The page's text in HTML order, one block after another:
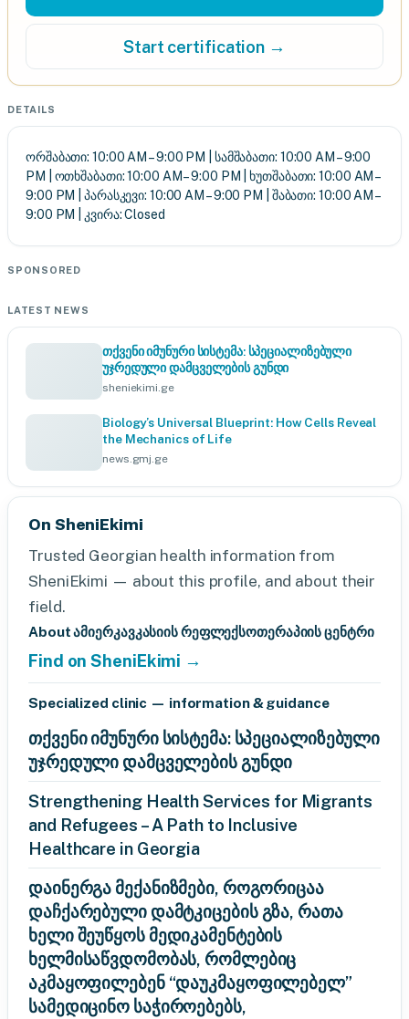
Start certification →
DETAILS
ორშაბათი: 10:00 AM – 9:00 PM | სამშაბათი: 10:00 AM – 9:00
PM | ოთხშაბათი: 10:00 AM – 9:00 PM | ხუთშაბათი: 10:00 AM –
9:00 PM | პარასკევი: 10:00 AM – 9:00 PM | შაბათი: 10:00 AM –
9:00 PM | კვირა: Closed
SPONSORED
LATEST NEWS
თქვენი იმუნური სისტემა: სპეციალიზებული
უჯრედული დამცველების გუნდი
sheniekimi.ge
Biology’s Universal Blueprint: How Cells Reveal
the Mechanics of Life
news.gmj.ge
On SheniEkimi
Trusted Georgian health information from
SheniEkimi — about this profile, and about their
field.
About ამიერკავკასიის რეფლექსოთერაპიის ცენტრი
Find on SheniEkimi →
Specialized clinic — information & guidance
თქვენი იმუნური სისტემა: სპეციალიზებული
უჯრედული დამცველების გუნდი
Strengthening Health Services for Migrants
and Refugees – A Path to Inclusive
Healthcare in Georgia
დაინერგა მექანიზმები, როგორიცაა
დაჩქარებული დამტკიცების გზა, რათა
ხელი შეუწყოს მედიკამენტების
ხელმისაწვდომობას, რომლებიც
აკმაყოფილებენ “დაუკმაყოფილებელ”
სამედიცინო საჭიროებებს,